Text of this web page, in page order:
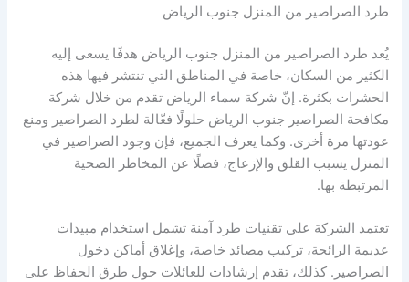
طرد الصراصير من المنزل جنوب الرياض
يُعد طرد الصراصير من المنزل جنوب الرياض هدفًا يسعى إليه
الكثير من السكان، خاصة في المناطق التي تنتشر فيها هذه
الحشرات بكثرة. إنّ شركة سماء الرياض تقدم من خلال شركة
مكافحة الصراصير جنوب الرياض حلولًا فعّالة لطرد الصراصير ومنع
عودتها مرة أخرى. وكما يعرف الجميع، فإن وجود الصراصير في
المنزل يسبب القلق والإزعاج، فضلًا عن المخاطر الصحية
المرتبطة بها.
تعتمد الشركة على تقنيات طرد آمنة تشمل استخدام مبيدات
عديمة الرائحة، تركيب مصائد خاصة، وإغلاق أماكن دخول
الصراصير. كذلك، تقدم إرشادات للعائلات حول طرق الحفاظ على